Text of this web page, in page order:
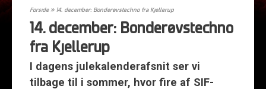
Forside» 14. december: Bonderøvstechno fra Kjellerup
14. december: Bonderøvstechno
fra Kjellerup
I dagens julekalenderafsnit ser vi
tilbage til i sommer, hvor fire af SIF-